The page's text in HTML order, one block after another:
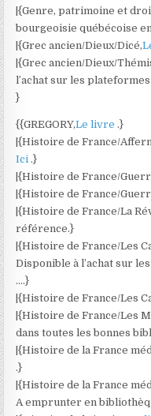
|{Genre, patrimoine et
bourgeoisie québécoise
|{Grec ancien/Dieux/Dicé,
|{Grec ancien/Dieux/
l’achat sur les
}
{{GREGORY,Le livre.}
|{Histoire de France/
Ici.}
|{Histoire de France/
|{Histoire de France/
|{Histoire de France/La
référence.}
|{Histoire de France/Les
Disponible à l’achat sur
….}
|{Histoire de France/Les
|{Histoire de France/Les
dans toutes les bonnes
|{Histoire de la France
.}
|{Histoire de la France
A emprunter en